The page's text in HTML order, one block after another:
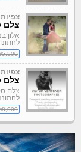
צפיות:
צלם
אלון
צפיות:
צלם
צלם